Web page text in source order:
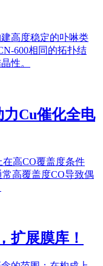
高度稳定的卟啉类
600相同的拓扑结
性。
力Cu催化全电
高CO覆盖度条件
高覆盖度CO导致偶
扩展膜库！